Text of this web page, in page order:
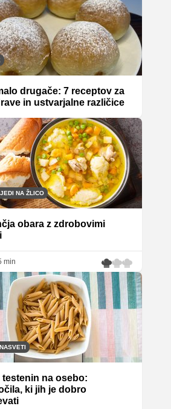
drugače: 7 receptov za
in ustvarjalne različice
NA ŽLICO
obara z zdrobovimi
min
testenin na osebo:
ki jih je dobro